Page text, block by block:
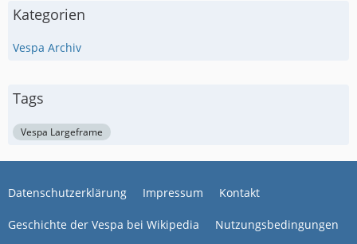
Kategorien
Vespa Archiv
Tags
Vespa Largeframe
Datenschutzerklärung Impressum Kontakt
Geschichte der Vespa bei Wikipedia Nutzungsbedingungen